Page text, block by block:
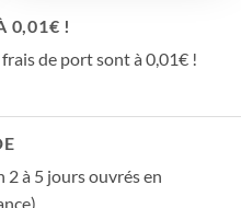
0,01€ !
de port sont à 0,01€ !
2 à 5 jours ouvrés en